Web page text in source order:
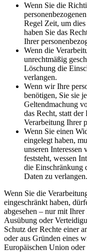
Wenn Sie die
Regel Zeit, um
haben Sie das
Ihrer
Wenn die
unrechtmäßig
Löschung die
verlangen.
Wenn wir Ihre
benötigen, Sie sie
Geltendmachung
das Recht, statt
Verarbeitung Ihrer
Wenn Sie einen
eingelegt haben,
unseren Interessen
feststeht, wessen
die Einschränkung
Daten zu verlangen.
Wenn Sie die
eingeschränkt haben,
abgesehen – nur mit
Ausübung oder
Schutz der Rechte einer
oder aus Gründen eines
Europäischen Union